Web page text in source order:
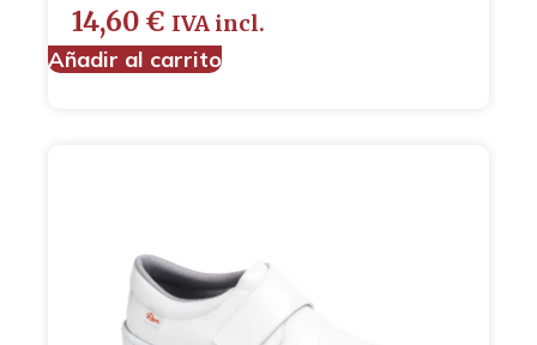
14,60 € IVA incl.
Añadir al carrito